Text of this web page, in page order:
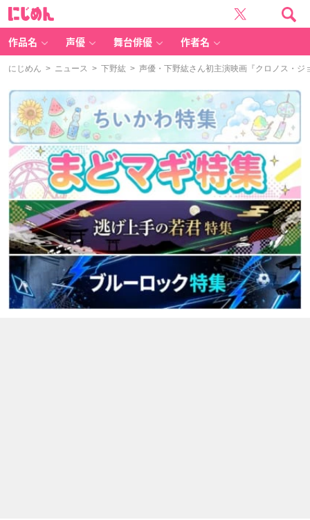
作品名 声優 舞台俳優 作者名
にじめん > ニュース > 下野紘 > 声優・下野紘さん初主演映画『クロノス・ジ